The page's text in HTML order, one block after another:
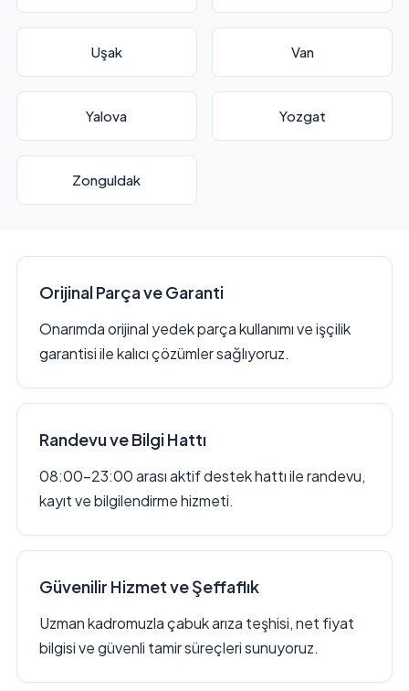
Uşak Van
Yalova Yozgat
Zonguldak
Orijinal Parça ve Garanti
Onarımda orijinal yedek parça kullanımı ve işçilik
garantisi ile kalıcı çözümler sağlıyoruz.
Randevu ve Bilgi Hattı
08:00–23:00 arası aktif destek hattı ile randevu,
kayıt ve bilgilendirme hizmeti.
Güvenilir Hizmet ve Şeffaflık
Uzman kadromuzla çabuk arıza teşhisi, net fiyat
bilgisi ve güvenli tamir süreçleri sunuyoruz.